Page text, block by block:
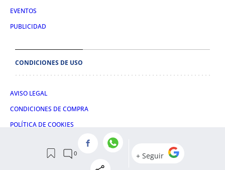
EVENTOS
PUBLICIDAD
CONDICIONES DE USO
AVISO LEGAL
CONDICIONES DE COMPRA
POLÍTICA DE COOKIES